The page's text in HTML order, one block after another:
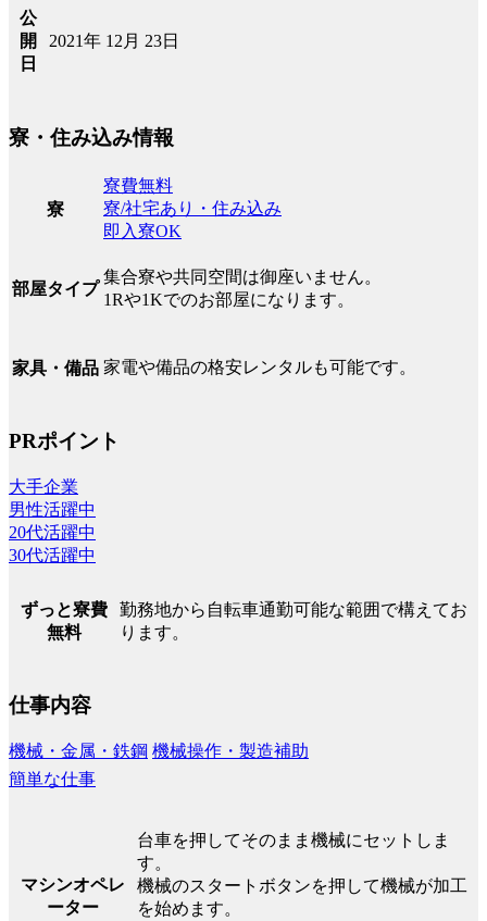
公
開
日
2021年 12月 23日
寮・住み込み情報
寮
寮費無料
寮/社宅あり・住み込み
即入寮OK
部屋タイプ
集合寮や共同空間は御座いません。
1Rや1Kでのお部屋になります。
家具・備品 家電や備品の格安レンタルも可能です。
PRポイント
大手企業
男性活躍中
20代活躍中
30代活躍中
ずっと寮費
無料
勤務地から自転車通勤可能な範囲で構えてお
ります。
仕事内容
機械・金属・鉄鋼 機械操作・製造補助
簡単な仕事
マシンオペレ
ーター
台車を押してそのまま機械にセットしま
す。
機械のスタートボタンを押して機械が加工
を始めます。